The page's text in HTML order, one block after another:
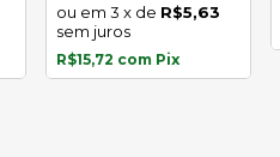
3 x de R$5,63
sem juros
R$15,72 com Pix